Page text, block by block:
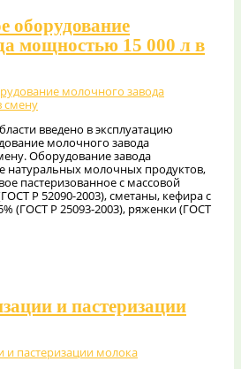
оборудование
мощностью 15 000 л в
введено в эксплуатацию
молочного завода
Оборудование завода
натуральных молочных продуктов,
пастеризованное с массовой
Р 52090-2003), сметаны, кефира с
(ГОСТ Р 25093-2003), ряженки (ГОСТ
и пастеризации